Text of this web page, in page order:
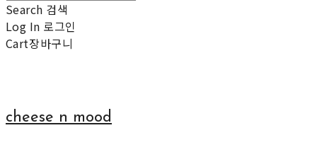
Search 검색
Log In 로그인
Cart장바구니
cheese n mood